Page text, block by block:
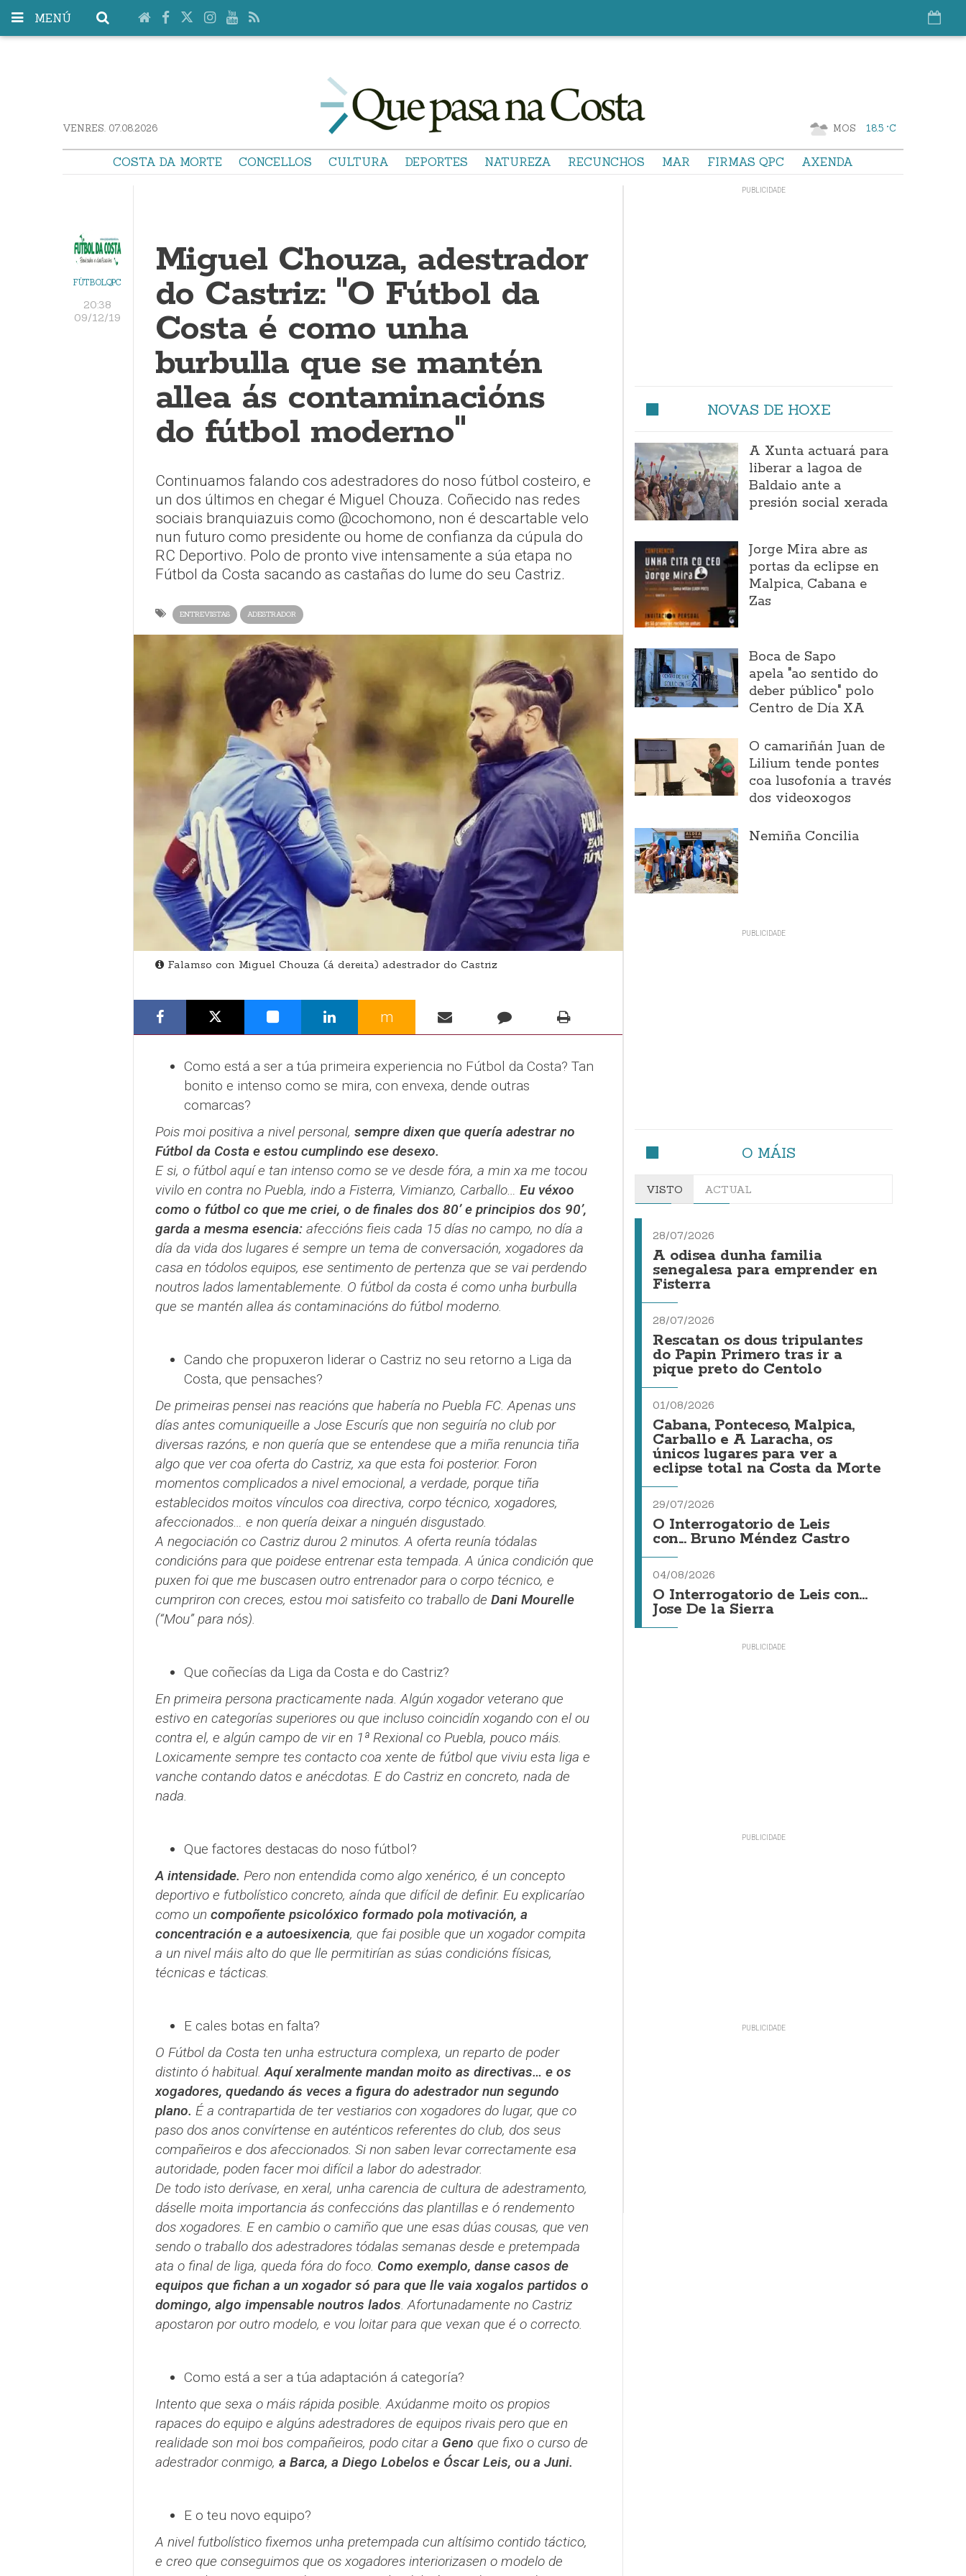
MENÚ
VENRES. 07.08.2026 MOS 18.5 °C
COSTA DA MORTE CONCELLOS CULTURA DEPORTES NATUREZA RECUNCHOS MAR FIRMAS QPC AXENDA
FÚTBOLQPC
20:38
09/12/19
Miguel Chouza, adestrador
do Castriz: "O Fútbol da
Costa é como unha
burbulla que se mantén
allea ás contaminacións
do fútbol moderno"
Continuamos falando cos adestradores do noso fútbol costeiro, e
un dos últimos en chegar é Miguel Chouza. Coñecido nas redes
sociais branquiazuis como @cochomono, non é descartable velo
nun futuro como presidente ou home de confianza da cúpula do
RC Deportivo. Polo de pronto vive intensamente a súa etapa no
Fútbol da Costa sacando as castañas do lume do seu Castriz.
ENTREVISTAS ADESTRADOR
Falamso con Miguel Chouza (á dereita) adestrador do Castriz
m
Como está a ser a túa primeira experiencia no Fútbol da Costa? Tan
bonito e intenso como se mira, con envexa, dende outras
comarcas?
Pois moi positiva a nivel personal, sempre dixen que quería adestrar no
Fútbol da Costa e estou cumplindo ese desexo.
E si, o fútbol aquí e tan intenso como se ve desde fóra, a min xa me tocou
vivilo en contra no Puebla, indo a Fisterra, Vimianzo, Carballo… Eu véxoo
como o fútbol co que me criei, o de finales dos 80’ e principios dos 90’,
garda a mesma esencia:afeccións fieis cada 15 días no campo, no día a
día da vida dos lugares é sempre un tema de conversación, xogadores da
casa en tódolos equipos, ese sentimento de pertenza que se vai perdendo
noutros lados lamentablemente. O fútbol da costa é como unha burbulla
que se mantén allea ás contaminacións do fútbol moderno.
Cando che propuxeron liderar o Castriz no seu retorno a Liga da
Costa, que pensaches?
De primeiras pensei nas reacións que habería no Puebla FC. Apenas uns
días antes comuniqueille a Jose Escurís que non seguiría no club por
diversas razóns, e non quería que se entendese que a miña renuncia tiña
algo que ver coa oferta do Castriz, xa que esta foi posterior. Foron
momentos complicados a nivel emocional, a verdade, porque tiña
establecidos moitos vínculos coa directiva, corpo técnico, xogadores,
afeccionados… e non quería deixar a ninguén disgustado.
A negociación co Castriz durou 2 minutos. A oferta reunía tódalas
condicións para que poidese entrenar esta tempada. A única condición que
puxen foi que me buscasen outro entrenador para o corpo técnico, e
cumpriron con creces, estou moi satisfeito co traballo de Dani Mourelle
(“Mou” para nós).
Que coñecías da Liga da Costa e do Castriz?
En primeira persona practicamente nada. Algún xogador veterano que
estivo en categorías superiores ou que incluso coincidín xogando con el ou
contra el, e algún campo de vir en 1ª Rexional co Puebla, pouco máis.
Loxicamente sempre tes contacto coa xente de fútbol que viviu esta liga e
vanche contando datos e anécdotas. E do Castriz en concreto, nada de
nada.
Que factores destacas do noso fútbol?
A intensidade. Pero non entendida como algo xenérico, é un concepto
deportivo e futbolístico concreto, aínda que difícil de definir. Eu explicaríao
como un compoñente psicolóxico formado pola motivación, a
concentración e a autoesixencia, que fai posible que un xogador compita
a un nivel máis alto do que lle permitirían as súas condicións físicas,
técnicas e tácticas.
E cales botas en falta?
O Fútbol da Costa ten unha estructura complexa, un reparto de poder
distinto ó habitual.Aquí xeralmente mandan moito as directivas… e os
xogadores, quedando ás veces a figura do adestrador nun segundo
plano. É a contrapartida de ter vestiarios con xogadores do lugar, que co
paso dos anos convírtense en auténticos referentes do club, dos seus
compañeiros e dos afeccionados. Si non saben levar correctamente esa
autoridade, poden facer moi difícil a labor do adestrador.
De todo isto derívase, en xeral, unha carencia de cultura de adestramento,
dáselle moita importancia ás confeccións das plantillas e ó rendemento
dos xogadores. E en cambio o camiño que une esas dúas cousas, que ven
sendo o traballo dos adestradores tódalas semanas desde e pretempada
ata o final de liga, queda fóra do foco. Como exemplo, danse casos de
equipos que fichan a un xogador só para que lle vaia xogalos partidos o
domingo, algo impensable noutros lados. Afortunadamente no Castriz
apostaron por outro modelo, e vou loitar para que vexan que é o correcto.
Como está a ser a túa adaptación á categoría?
Intento que sexa o máis rápida posible. Axúdanme moito os propios
rapaces do equipo e algúns adestradores de equipos rivais pero que en
realidade son moi bos compañeiros, podo citar a Geno que fixo o curso de
adestrador conmigo, a Barca, a Diego Lobelos e Óscar Leis, ou a Juni.
E o teu novo equipo?
A nivel futbolístico fixemos unha pretempada cun altísimo contido táctico,
e creo que conseguimos que os xogadores interiorizasen o modelo de
NOVAS DE HOXE
A Xunta actuará para
liberar a lagoa de
Baldaio ante a
presión social xerada
Jorge Mira abre as
portas da eclipse en
Malpica, Cabana e
Zas
Boca de Sapo
apela "ao sentido do
deber público" polo
Centro de Día XA
O camariñán Juan de
Lilium tende pontes
coa lusofonía a través
dos videoxogos
Nemiña Concilia
O MÁIS
VISTO ACTUAL
28/07/2026
A odisea dunha familia
senegalesa para emprender en
Fisterra
28/07/2026
Rescatan os dous tripulantes
do Papin Primero tras ir a
pique preto do Centolo
01/08/2026
Cabana, Ponteceso, Malpica,
Carballo e A Laracha, os
únicos lugares para ver a
eclipse total na Costa da Morte
29/07/2026
O Interrogatorio de Leis
con... Bruno Méndez Castro
04/08/2026
O Interrogatorio de Leis con...
Jose De la Sierra